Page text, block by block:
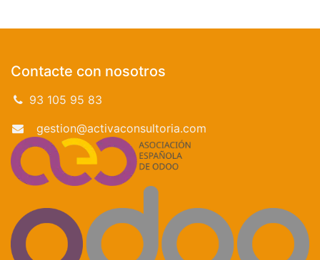
Contacte con nosotros
93 105 95 83
gestion@activaconsultoria.com